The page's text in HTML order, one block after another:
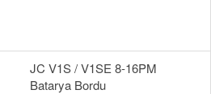
JC V1S / V1SE 8-16PM
Batarya Bordu